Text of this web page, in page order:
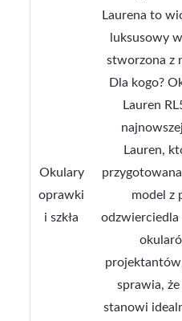
Okulary
oprawki
i szkła
Laurena to
luksusowy
stworzona z
Dla kogo?
Lauren
Lauren,
model z
odzwierciedla
sprawia,
stanowi